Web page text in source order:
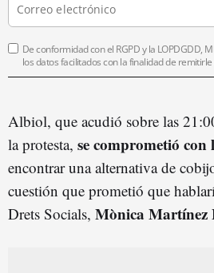
De conformidad con el RGPD y la LOPDGDD,
los datos facilitados con la finalidad de
Albiol, que acudió sobre las
la protesta, se comprometió con
encontrar una alternativa de
cuestión que prometió que
Drets Socials, Mònica Martínez